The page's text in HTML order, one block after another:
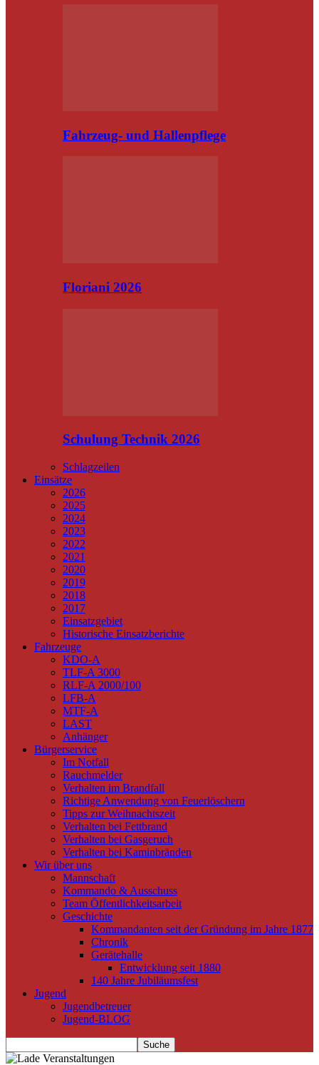
Fahrzeug- und Hallenpflege
Floriani 2026
Schulung Technik 2026
Schlagzeilen
Einsätze
2026
2025
2024
2023
2022
2021
2020
2019
2018
2017
Einsatzgebiet
Historische Einsatzberichte
Fahrzeuge
KDO-A
TLF-A 3000
RLF-A 2000/100
LFB-A
MTF-A
LAST
Anhänger
Bürgerservice
Im Notfall
Rauchmelder
Verhalten im Brandfall
Richtige Anwendung von Feuerlöschern
Tipps zur Weihnachtszeit
Verhalten bei Fettbrand
Verhalten bei Gasgeruch
Verhalten bei Kaminbränden
Wir über uns
Mannschaft
Kommando & Ausschuss
Team Öffentlichkeitsarbeit
Geschichte
Kommandanten seit der Gründung im Jahre 1877
Chronik
Gerätehalle
Entwicklung seit 1880
140 Jahre Jubiläumsfest
Jugend
Jugendbetreuer
Jugend-BLOG